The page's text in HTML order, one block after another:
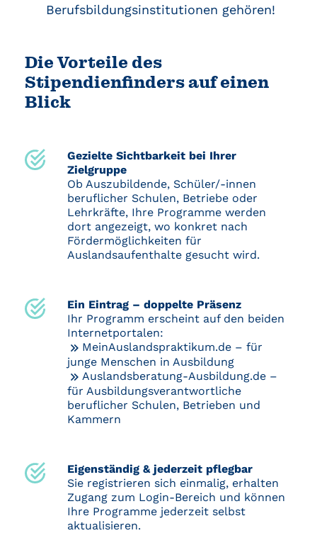
Berufsbildungsinstitutionen gehören!
Die Vorteile des
Stipendienfinders auf einen
Blick
Gezielte Sichtbarkeit bei Ihrer
Zielgruppe
Ob Auszubildende, Schüler/-innen
beruflicher Schulen, Betriebe oder
Lehrkräfte, Ihre Programme werden
dort angezeigt, wo konkret nach
Fördermöglichkeiten für
Auslandsaufenthalte gesucht wird.
Ein Eintrag – doppelte Präsenz
Ihr Programm erscheint auf den beiden
Internetportalen:
MeinAuslandspraktikum.de – für
junge Menschen in Ausbildung
Auslandsberatung-Ausbildung.de –
für Ausbildungsverantwortliche
beruflicher Schulen, Betrieben und
Kammern
Eigenständig & jederzeit pflegbar
Sie registrieren sich einmalig, erhalten
Zugang zum Login-Bereich und können
Ihre Programme jederzeit selbst
aktualisieren.